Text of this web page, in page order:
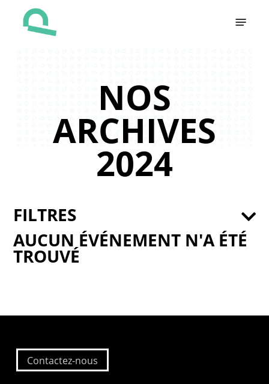
NOS
ARCHIVES
2024
AUCUN ÉVÉNEMENT N'A ÉTÉ
TROUVÉ
FILTRES
Contactez-nous